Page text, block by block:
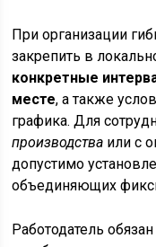
При организации
закрепить в
конкретные
месте, а также
графика. Для
производства или с
допустимо
объединяющих
Работодатель